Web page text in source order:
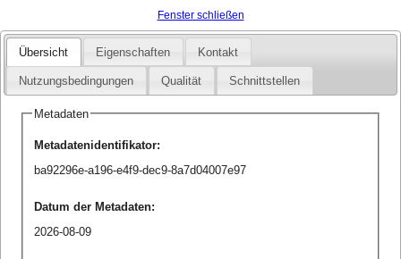
Fenster schließen
Übersicht Eigenschaften Kontakt
Nutzungsbedingungen Qualität Schnittstellen
Metadaten
Metadatenidentifikator:
ba92296e-a196-e4f9-dec9-8a7d04007e97
Datum der Metadaten:
2026-08-09